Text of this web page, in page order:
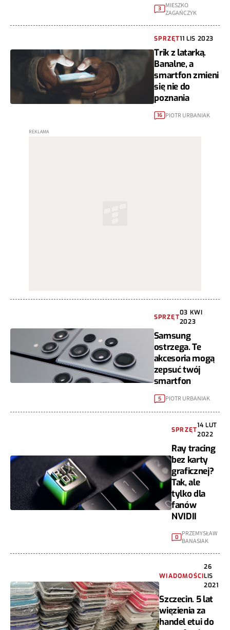
3
MIESZKO
ZAGAŃCZYK
SPRZĘT11 LIS 2023
Trik z latarką.
Banalne, a
smartfon zmieni
się nie do
poznania
16 PIOTR URBANIAK
SPRZĘT
03 KWI
2023
Samsung
ostrzega. Te
akcesoria mogą
zepsuć twój
smartfon
5 PIOTR URBANIAK
SPRZĘT
14 LUT
2022
Ray tracing
bez karty
graficznej?
Tak, ale
tylko dla
fanów
NVIDII
0
PRZEMYSŁAW
BANASIAK
WIADOMOŚCI
26
LIS
2021
Szczecin. 5 lat
więzienia za
handel etui do